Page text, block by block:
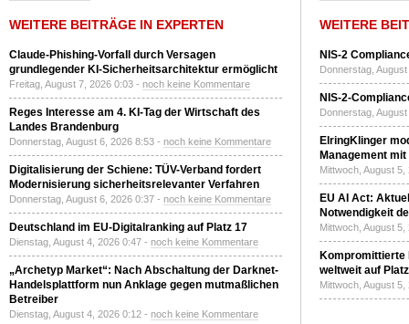
WEITERE BEITRÄGE IN EXPERTEN
Claude-Phishing-Vorfall durch Versagen
grundlegender KI-Sicherheitsarchitektur ermöglicht
Freitag, August 7, 2026 0:03 - noch keine Kommentare
Reges Interesse am 4. KI-Tag der Wirtschaft des
Landes Brandenburg
Donnerstag, August 6, 2026 8:53 - noch keine Kommentare
Digitalisierung der Schiene: TÜV-Verband fordert
Modernisierung sicherheitsrelevanter Verfahren
Donnerstag, August 6, 2026 0:37 - noch keine Kommentare
Deutschland im EU-Digitalranking auf Platz 17
Dienstag, August 4, 2026 0:47 - noch keine Kommentare
„Archetyp Market“: Nach Abschaltung der Darknet-
Handelsplattform nun Anklage gegen mutmaßlichen
Betreiber
Dienstag, August 4, 2026 0:12 - noch keine Kommentare
WEITERE
NIS-2
Donnerstag,
NIS-2-
Donnerstag,
ElringKlinger
Management
Mittwoch, August
EU AI Act:
Notwendigkeit
Mittwoch, August
Kompromittierte
weltweit auf
Mittwoch, August